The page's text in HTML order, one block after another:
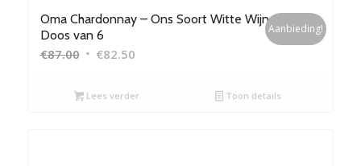
Oma Chardonnay – Ons Soort Witte Wijn –
Doos van 6
€87.00 Oorspronkelijke
was:
€82.50Huidige
is:
Aanbieding!
Lees verder Toon details